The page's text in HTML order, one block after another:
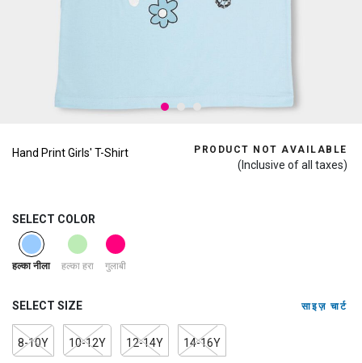
Hand Print Girls' T-Shirt PRODUCT NOT AVAILABLE
(Inclusive of all taxes)
SELECT COLOR
selected
हल्का नीला हल्का हरा गुलाबी
SELECT SIZE साइज़ चार्ट
8-10Y 10-12Y 12-14Y 14-16Y